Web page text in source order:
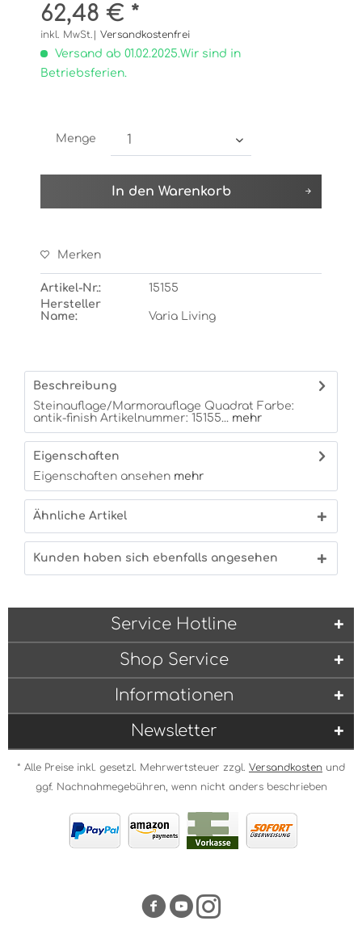
62,48 € *
inkl. MwSt.| Versandkostenfrei
Versand ab 01.02.2025.Wir sind in
Betriebsferien.
Menge
In den Warenkorb
Merken
Artikel-Nr.:
15155
Hersteller
Name:
Varia Living
Beschreibung
Steinauflage/Marmorauflage Quadrat Farbe:
antik-finish Artikelnummer: 15155... mehr
Eigenschaften
Eigenschaften ansehen mehr
Ähnliche Artikel
Kunden haben sich ebenfalls angesehen
Service Hotline
Shop Service
Informationen
Newsletter
* Alle Preise inkl. gesetzl. Mehrwertsteuer zzgl. Versandkosten und
ggf. Nachnahmegebühren, wenn nicht anders beschrieben